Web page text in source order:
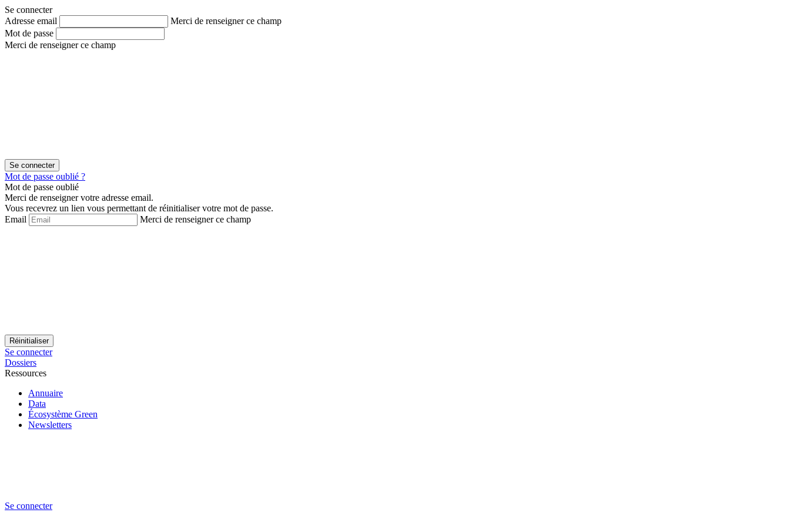
Aller
au
contenu
Aller
au
menu
Se connecter
Adresse email
Merci de renseigner ce champ
Mot de passe
Merci de renseigner ce champ
Mot de passe oublié ?
Mot de passe oublié
Merci de renseigner votre adresse email.
Vous recevrez un lien vous permettant de réinitialiser votre mot de passe.
Email
Merci de renseigner ce champ
Se connecter
Dossiers
Ressources
Annuaire
Data
Écosystème Green
Newsletters
Se connecter